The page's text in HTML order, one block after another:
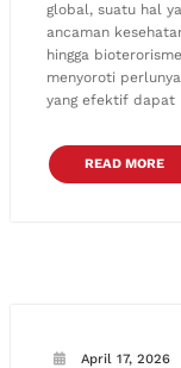
global, suatu hal
ancaman
hingga
menyoroti
yang efektif dapat
READ MORE
April 17, 2026